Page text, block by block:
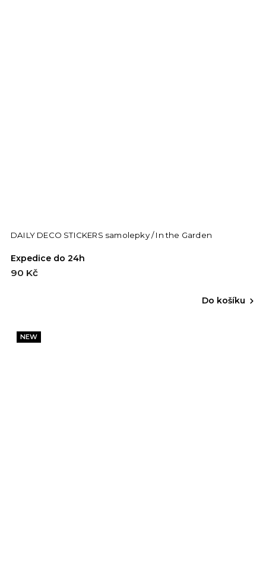
DAILY DECO STICKERS samolepky / In the Garden
Expedice do 24h
90 Kč
Do košíku
NEW